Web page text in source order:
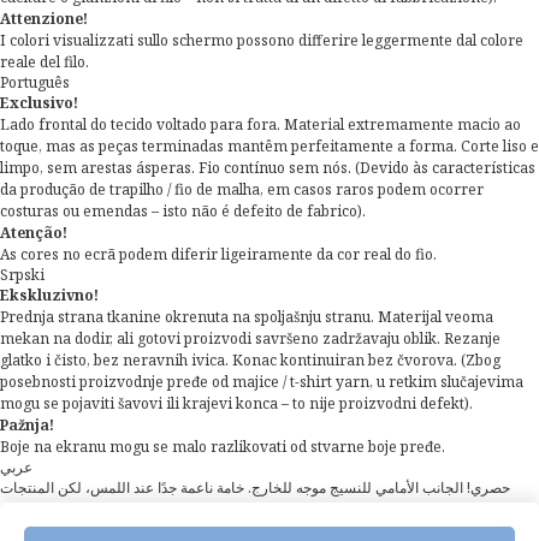
Attenzione!
I colori visualizzati sullo schermo possono differire leggermente dal colore
reale del filo.
Português
Exclusivo!
Lado frontal do tecido voltado para fora. Material extremamente macio ao
toque, mas as peças terminadas mantêm perfeitamente a forma. Corte liso e
limpo, sem arestas ásperas. Fio contínuo sem nós. (Devido às características
da produção de trapilho / fio de malha, em casos raros podem ocorrer
costuras ou emendas – isto não é defeito de fabrico).
Atenção!
As cores no ecrã podem diferir ligeiramente da cor real do fio.
Srpski
Ekskluzivno!
Prednja strana tkanine okrenuta na spoljašnju stranu. Materijal veoma
mekan na dodir, ali gotovi proizvodi savršeno zadržavaju oblik. Rezanje
glatko i čisto, bez neravnih ivica. Konac kontinuiran bez čvorova. (Zbog
posebnosti proizvodnje pređe od majice / t-shirt yarn, u retkim slučajevima
mogu se pojaviti šavovi ili krajevi konca – to nije proizvodni defekt).
Pažnja!
Boje na ekranu mogu se malo razlikovati od stvarne boje pređe.
عربي
حصري! الجانب الأمامي للنسيج موجه للخارج. خامة ناعمة جدًا عند اللمس، لكن المنتجات